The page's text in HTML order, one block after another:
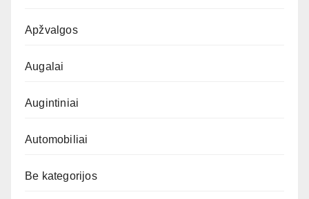
Apžvalgos
Augalai
Augintiniai
Automobiliai
Be kategorijos